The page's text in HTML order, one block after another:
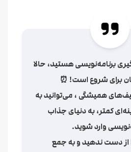
برنامه‌نویسی هستید، حالا
برای شروع است! ⏰
همیشگی ، می‌توانید به
کمتر، به دنیای جذاب
وارد شوید.
از دست ندهید و به جمع